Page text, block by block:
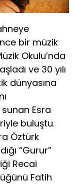
bir müzik
Okulu’nda
ve 30 yılı
dünyasına
Esra
buluştu.
Öztürk
“Gurur”
Recai
Fatih